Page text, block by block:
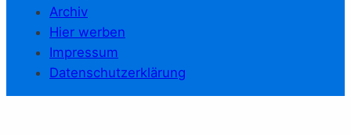
Archiv
Hier werben
Impressum
Datenschutzerklärung